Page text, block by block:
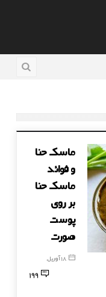
ماسک حنا
و فوائد
ماسک حنا
بر روی
پوست
صورت
18 آوریل,
199